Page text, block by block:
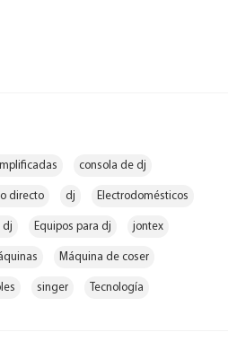
consola de dj
directo dj Electrodomésticos
dj Equipos para dj jontex
Máquina de coser
singer Tecnología